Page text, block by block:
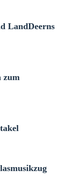
LandDeerns
zum